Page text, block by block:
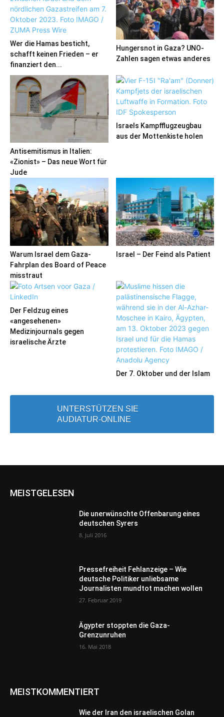
Wer die Hamas besticht,
schafft keinen Frieden – er
finanziert den...
Hungersnot in Gaza? UNO-
Zahlen sagen etwas anderes
Antisemitismus in Italien:
«Zionist» – Das neue Wort für
Jude
Israels Kampfflugzeugbau
aus der Mottenkiste holen
Warum Israel dem Gaza-
Fahrplan des Board of Peace
misstraut
Israel – Der Feind als Patient
Der Feldzug eines
«angesehenen»
Medizinjournals gegen
israelische Ärzte
Der 7. Oktober und der Islam
UNTERSTÜTZEN SIE
AUDIATUR-ONLINE
MEISTGELESEN
Die unerwünschte Offenbarung eines
deutschen Syrers
8. Juli 2016
Pressefreiheit Fehlanzeige – Wie
deutsche Politiker unliebsame
Journalisten mundtot machen wollen
27. Februar 2019
Ägypter stoppten die Gaza-
Grenzunruhen
16. Mai 2018
MEISTKOMMENTIERT
Wie der Iran den israelischen Golan